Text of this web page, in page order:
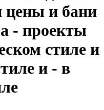
цены и бани
- проекты
стиле и
и - в